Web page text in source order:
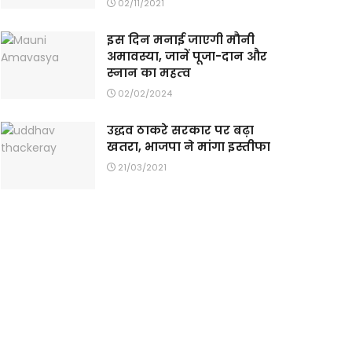
02/11/2021
इस दिन मनाई जाएगी मौनी
अमावस्या, जानें पूजा-दान और
स्‍नान का महत्‍व
02/02/2024
उद्धव ठाकरे सरकार पर बढ़ा
खतरा, भाजपा ने मांगा इस्तीफा
21/03/2021